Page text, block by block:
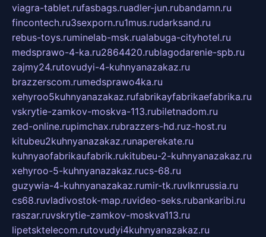
viagra-tablet.rufasbags.ruadler-jun.rubandamn.ru
fincontech.ru3sexporn.ru1mus.rudarksand.ru
rebus-toys.ruminelab-msk.rualabuga-cityhotel.ru
medsprawo-4-ka.ru2864420.rublagodarenie-spb.ru
zajmy24.rutovudyi-4-kuhnyanazakaz.ru
brazzerscom.rumedsprawo4ka.ru
xehyroo5kuhnyanazakaz.rufabrikayfabrikaefabrika.ru
vskrytie-zamkov-moskva-113.rubiletnadom.ru
zed-online.rupimchax.rubrazzers-hd.ruz-host.ru
kitubeu2kuhnyanazakaz.runaperekate.ru
kuhnyaofabrikaufabrik.rukitubeu-2-kuhnyanazakaz.ru
xehyroo-5-kuhnyanazakaz.rucs-68.ru
guzywia-4-kuhnyanazakaz.rumir-tk.ruvlknrussia.ru
cs68.ruvladivostok-map.ruvideo-seks.rubankaribi.ru
raszar.ruvskrytie-zamkov-moskva113.ru
lipetsktelecom.rutovudyi4kuhnyanazakaz.ru